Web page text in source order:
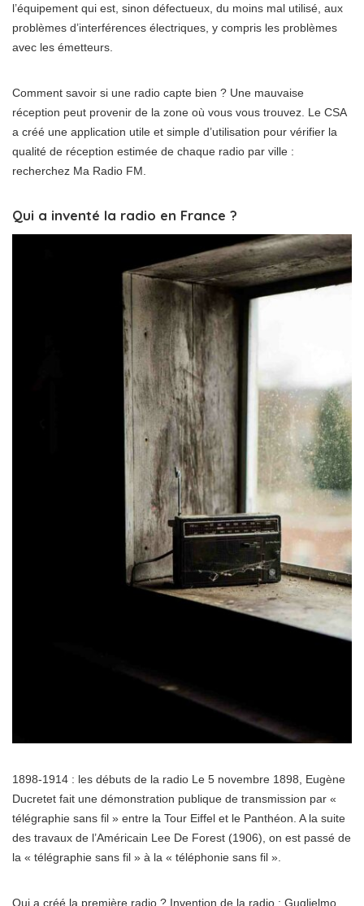
l’équipement qui est, sinon défectueux, du moins mal utilisé, aux
problèmes d’interférences électriques, y compris les problèmes
avec les émetteurs.
Comment savoir si une radio capte bien ? Une mauvaise
réception peut provenir de la zone où vous vous trouvez. Le CSA
a créé une application utile et simple d’utilisation pour vérifier la
qualité de réception estimée de chaque radio par ville :
recherchez Ma Radio FM.
Qui a inventé la radio en France ?
1898-1914 : les débuts de la radio Le 5 novembre 1898, Eugène
Ducretet fait une démonstration publique de transmission par «
télégraphie sans fil » entre la Tour Eiffel et le Panthéon. A la suite
des travaux de l’Américain Lee De Forest (1906), on est passé de
la « télégraphie sans fil » à la « téléphonie sans fil ».
Qui a créé la première radio ? Invention de la radio : Guglielmo